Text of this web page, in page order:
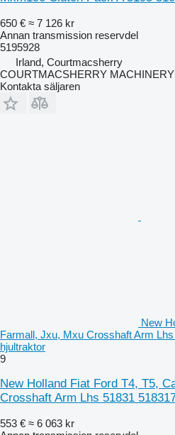
650 € ≈ 7 126 kr
Annan transmission reservdel
5195928
Irland, Courtmacsherry
COURTMACSHERRY MACHINERY
Kontakta säljaren
New
Farmall, Jxu, Mxu Crosshaft Arm
hjultraktor
9
New Holland Fiat Ford T4, T5,
Crosshaft Arm Lhs 51831
553 € ≈ 6 063 kr